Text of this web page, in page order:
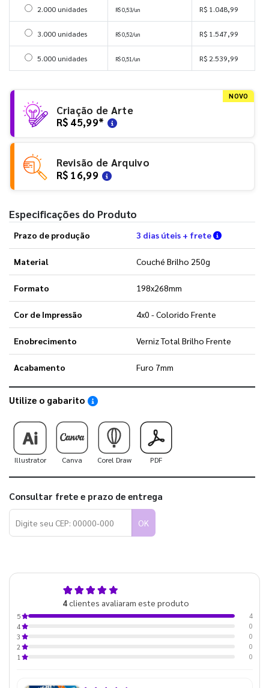
Selecionar 2000 unidades
2.000 unidades R$ 0,53/un R$ 1.048,99
Selecionar 3000 unidades
3.000 unidades R$ 0,52/un R$ 1.547,99
Selecionar 5000 unidades
5.000 unidades R$ 0,51/un R$ 2.539,99
NOVO
Criação de Arte
R$ 45,99*
Revisão de Arquivo
R$ 16,99
Especificações do Produto
Prazo de produção 3 dias úteis + frete Verifique
Material Couché Brilho 250g
Formato 198x268mm
Cor de Impressão 4x0 - Colorido Frente
Enobrecimento Verniz Total Brilho Frente
Acabamento Furo 7mm
Utilize o gabarito Saiba como utilizar os nossos gabaritos
Illustrator Canva Corel Draw PDF
Consultar frete e prazo de entrega
OK
4clientes avaliaram este produto
5
4
4
0
3
0
2
0
1
0